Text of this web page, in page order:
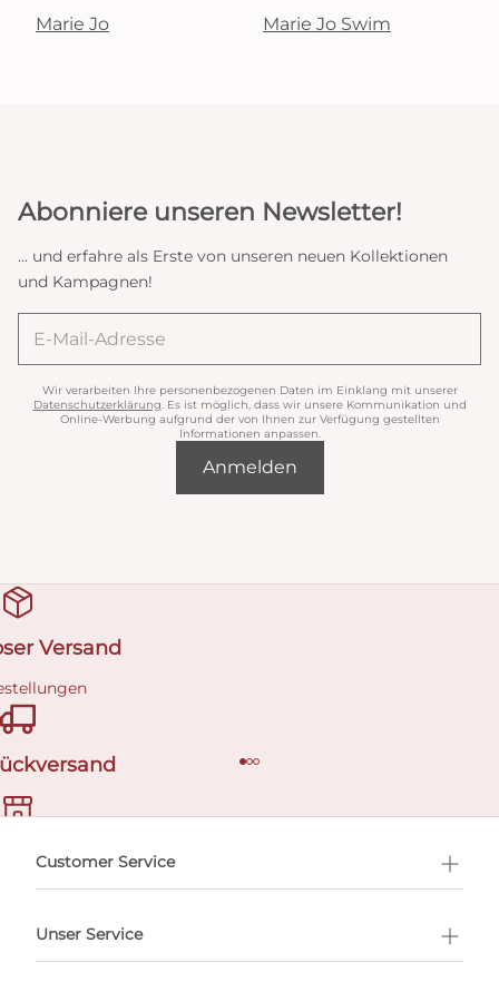
Marie Jo Marie Jo Swim
Abonniere unseren Newsletter!
... und erfahre als Erste von unseren neuen Kollektionen
und Kampagnen!
Wir verarbeiten Ihre personenbezogenen Daten im Einklang mit unserer
Datenschutzerklärung . Es ist möglich, dass wir unsere Kommunikation und
Online-Werbung aufgrund der von Ihnen zur Verfügung gestellten
Informationen anpassen.
Anmelden
Versand
buchen
Customer Service
Unser Service